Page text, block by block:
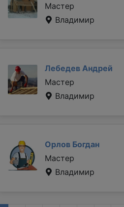
Мастер
Владимир
Лебедев Андрей
Мастер
Владимир
Орлов Богдан
Мастер
Владимир